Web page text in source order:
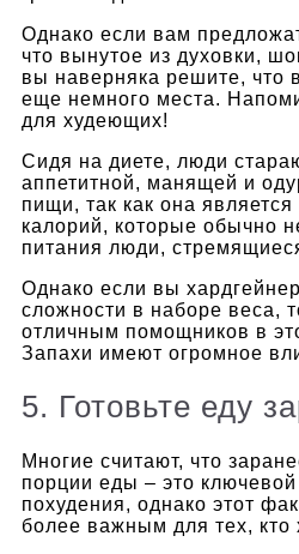
Однако если вам
что вынутое из духовки,
вы наверняка решите, что
еще немного места.
для худеющих!
Сидя на диете, люди
аппетитной, манящей и
пищи, так как она
калорий, которые обычно
питания люди,
Однако если вы
сложности в наборе веса,
отличным помощников в
Запахи имеют огромное
5. Готовьте еду
Многие считают, что
порции еды – это
похудения, однако этот
более важным для тех, кто